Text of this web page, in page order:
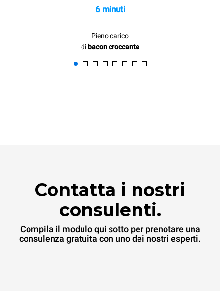
6 minuti
Pieno carico
di bacon croccante
Contatta i nostri
consulenti.
Compila il modulo qui sotto per prenotare una
consulenza gratuita con uno dei nostri esperti.